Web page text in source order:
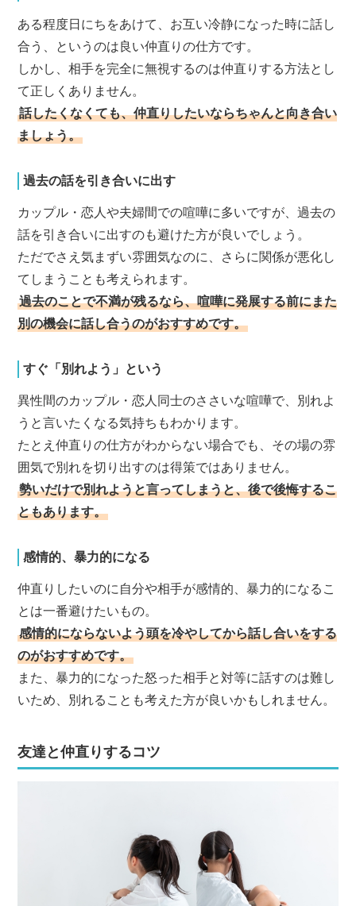
ある程度日にちをあけて、お互い冷静になった時に話し
合う、というのは良い仲直りの仕方です。
しかし、相手を完全に無視するのは仲直りする方法とし
て正しくありません。
話したくなくても、仲直りしたいならちゃんと向き合い
ましょう。
過去の話を引き合いに出す
カップル・恋人や夫婦間での喧嘩に多いですが、過去の
話を引き合いに出すのも避けた方が良いでしょう。
ただでさえ気まずい雰囲気なのに、さらに関係が悪化し
てしまうことも考えられます。
過去のことで不満が残るなら、喧嘩に発展する前にまた
別の機会に話し合うのがおすすめです。
すぐ「別れよう」という
異性間のカップル・恋人同士のささいな喧嘩で、別れよ
うと言いたくなる気持ちもわかります。
たとえ仲直りの仕方がわからない場合でも、その場の雰
囲気で別れを切り出すのは得策ではありません。
勢いだけで別れようと言ってしまうと、後で後悔するこ
ともあります。
感情的、暴力的になる
仲直りしたいのに自分や相手が感情的、暴力的になるこ
とは一番避けたいもの。
感情的にならないよう頭を冷やしてから話し合いをする
のがおすすめです。
また、暴力的になった怒った相手と対等に話すのは難し
いため、別れることも考えた方が良いかもしれません。
友達と仲直りするコツ